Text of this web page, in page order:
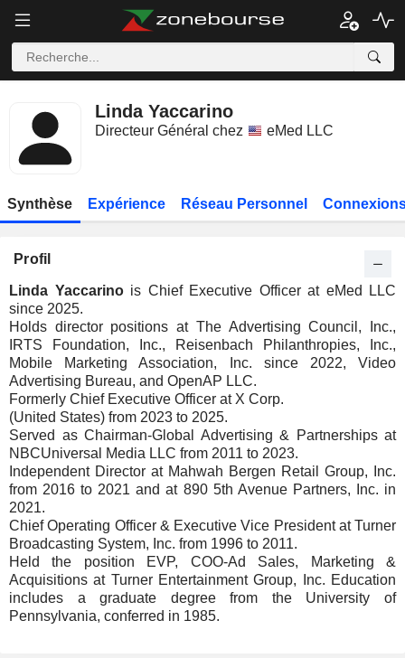
Linda Yaccarino
Directeur Général chez eMed LLC
Synthèse Expérience Réseau Personnel
Profil
Linda Yaccarinois Chief Executive Officer at eMed LLC
since 2025.
Holds director positions at The Advertising Council, Inc.,
IRTS Foundation, Inc., Reisenbach Philanthropies, Inc.,
Mobile Marketing Association, Inc. since 2022, Video
Advertising Bureau, and OpenAP LLC.
Formerly Chief Executive Officer at X Corp.
(United States) from 2023 to 2025.
Served as Chairman-Global Advertising & Partnerships at
NBCUniversal Media LLC from 2011 to 2023.
Independent Director at Mahwah Bergen Retail Group, Inc.
from 2016 to 2021 and at 890 5th Avenue Partners, Inc. in
2021.
Chief Operating Officer & Executive Vice President at Turner
Broadcasting System, Inc. from 1996 to 2011.
Held the position EVP, COO-Ad Sales, Marketing &
Acquisitions at Turner Entertainment Group, Inc. Education
includes a graduate degree from the University of
Pennsylvania, conferred in 1985.